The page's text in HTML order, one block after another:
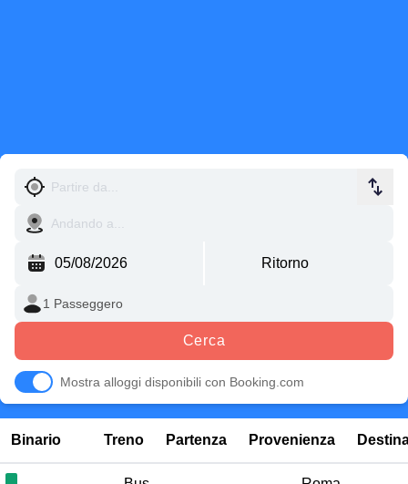
Cerca
Mostra alloggi disponibili con Booking.com
Binario Treno Partenza Provenienza